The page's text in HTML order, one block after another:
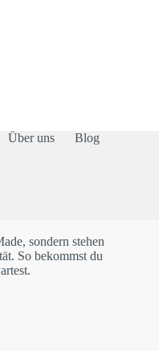
Über uns
Blog
sondern stehen
So bekommst du